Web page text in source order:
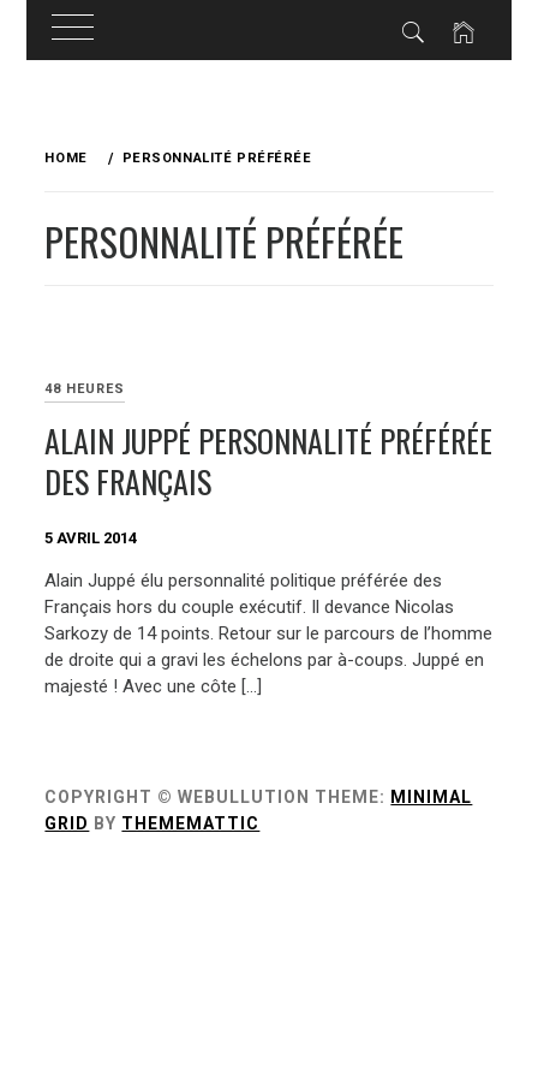
HOME PERSONNALITÉ PRÉFÉRÉE
PERSONNALITÉ PRÉFÉRÉE
48 HEURES
ALAIN JUPPÉ PERSONNALITÉ PRÉFÉRÉE
DES FRANÇAIS
5 AVRIL 2014
Alain Juppé élu personnalité politique préférée des
Français hors du couple exécutif. Il devance Nicolas
Sarkozy de 14 points. Retour sur le parcours de l’homme
de droite qui a gravi les échelons par à-coups. Juppé en
majesté ! Avec une côte […]
COPYRIGHT © WEBULLUTION THEME: MINIMAL
GRID BY THEMEMATTIC